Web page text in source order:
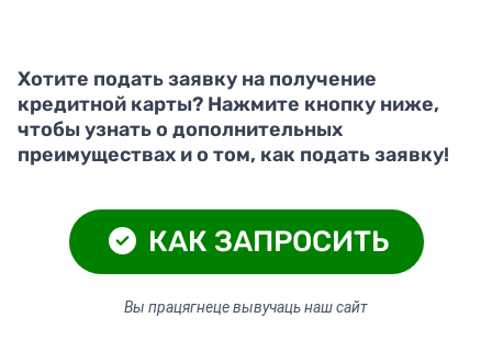
Хотите подать заявку на получение
кредитной карты? Нажмите кнопку ниже,
чтобы узнать о дополнительных
преимуществах и о том, как подать заявку!
КАК ЗАПРОСИТЬ
Вы працягнеце вывучаць наш сайт